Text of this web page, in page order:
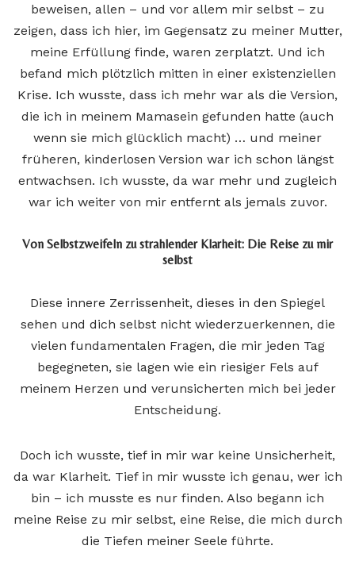
beweisen, allen – und vor allem mir selbst – zu
zeigen, dass ich hier, im Gegensatz zu meiner Mutter,
meine Erfüllung finde, waren zerplatzt. Und ich
befand mich plötzlich mitten in einer existenziellen
Krise. Ich wusste, dass ich mehr war als die Version,
die ich in meinem Mamasein gefunden hatte (auch
wenn sie mich glücklich macht) … und meiner
früheren, kinderlosen Version war ich schon längst
entwachsen. Ich wusste, da war mehr und zugleich
war ich weiter von mir entfernt als jemals zuvor.
Von Selbstzweifeln zu strahlender Klarheit: Die Reise zu mir
selbst
Diese innere Zerrissenheit, dieses in den Spiegel
sehen und dich selbst nicht wiederzuerkennen, die
vielen fundamentalen Fragen, die mir jeden Tag
begegneten, sie lagen wie ein riesiger Fels auf
meinem Herzen und verunsicherten mich bei jeder
Entscheidung.
Doch ich wusste, tief in mir war keine Unsicherheit,
da war Klarheit. Tief in mir wusste ich genau, wer ich
bin – ich musste es nur finden. Also begann ich
meine Reise zu mir selbst, eine Reise, die mich durch
die Tiefen meiner Seele führte.